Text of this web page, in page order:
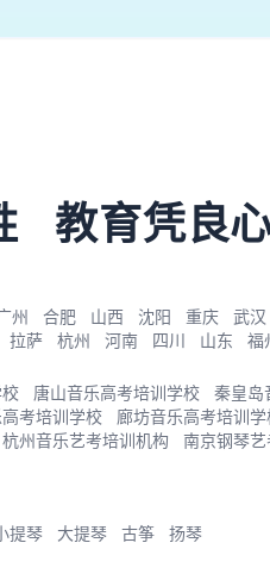
教育凭良
州 合肥 山西 沈阳 重庆 武汉
拉萨 杭州 河南 四川 山东 福
唐山音乐高考培训学校 秦皇岛
考培训学校 廊坊音乐高考培训
杭州音乐艺考培训机构 南京钢琴
提琴 大提琴 古筝 扬琴